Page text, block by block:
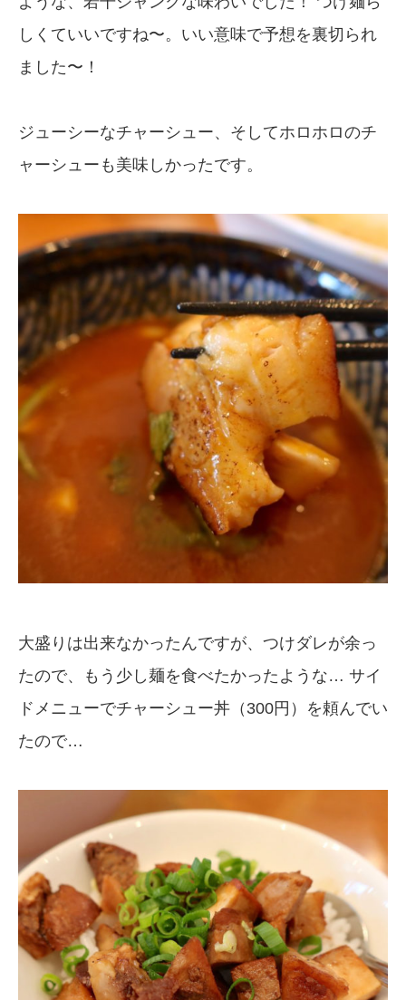
しくていいですね〜。いい意味で予想を裏切られ
ました〜！
ジューシーなチャーシュー、そしてホロホロのチ
ャーシューも美味しかったです。
大盛りは出来なかったんですが、つけダレが余っ
たので、もう少し麺を食べたかったような… サイ
ドメニューでチャーシュー丼（300円）を頼んでい
たので…